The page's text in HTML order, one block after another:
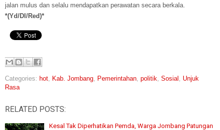
jalan mulus dan selalu mendapatkan perawatan secara berkala.
*(Yd/DI/Red)*
Categories: hot, Kab. Jombang, Pemerintahan, politik, Sosial , Unjuk
Rasa
RELATED POSTS:
Kesal Tak Diperhatikan Pemda, Warga Jombang Patungan